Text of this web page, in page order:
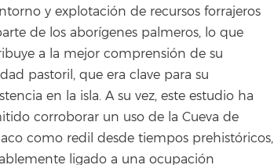
y explotación de recursos forrajeros
de los aborígenes palmeros, lo que
a la mejor comprensión de su
pastoril, que era clave para su
en la isla. A su vez, este estudio ha
corroborar un uso de la Cueva de
como redil desde tiempos prehistóricos,
ligado a una ocupación